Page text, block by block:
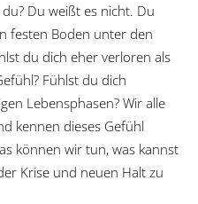
Du weißt es nicht. Du
festen Boden unter den
du dich eher verloren als
Fühlst du dich
Lebensphasen? Wir alle
kennen dieses Gefühl
können wir tun, was kannst
Krise und neuen Halt zu